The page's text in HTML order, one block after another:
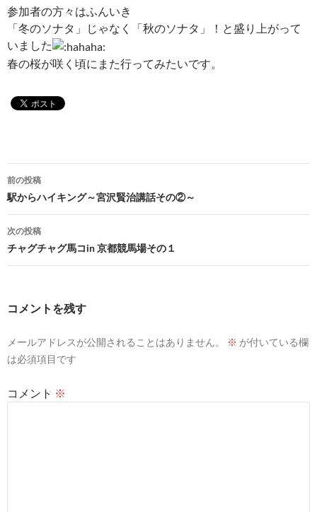
参加者の方々はふんいき
「冬のソナタ」じゃなく「秋のソナタ」！と盛り上がって
いました
春の桜が咲く頃にまた行ってみたいです。
投
稿
ナ
ビ
ゲ
ョ
前の投稿
駅からハイキング～宮沢賢治講話その②～
次の投稿
チャグチャグ馬コin 京都競馬場その１
コメントを残す
メールアドレスが公開されることはありません。 ※ が付いている欄
は必須項目です
コメント ※